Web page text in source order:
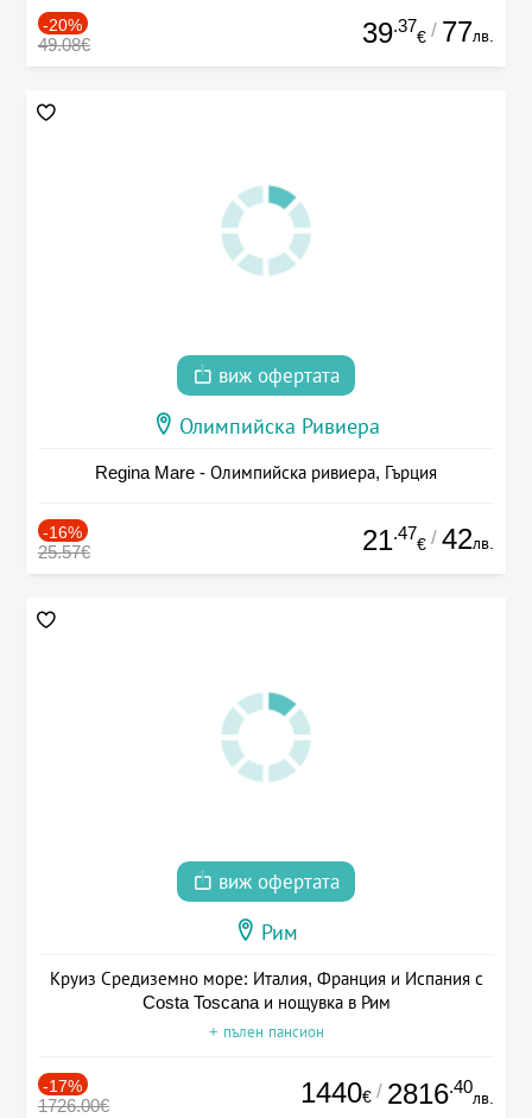
-20%
49.08€ 39.37
€ / 77лв.
виж офертата
Олимпийска Ривиера
Regina Mare - Олимпийска ривиера, Гърция
-16%
25.57€ 21.47
€ / 42лв.
виж офертата
Рим
Круиз Средиземно море: Италия, Франция и Испания с
Costa Toscana и нощувка в Рим
+ пълен пансион
-17%
1726.00€ 1440€ / 2816.40
лв.